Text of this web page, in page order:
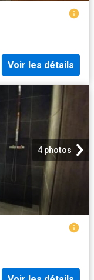
Voir les détails
4 photos